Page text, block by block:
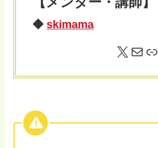
◆skimama
X メール リンク